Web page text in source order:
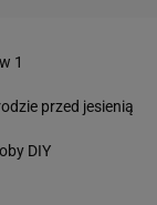
1
przed jesienią
DIY